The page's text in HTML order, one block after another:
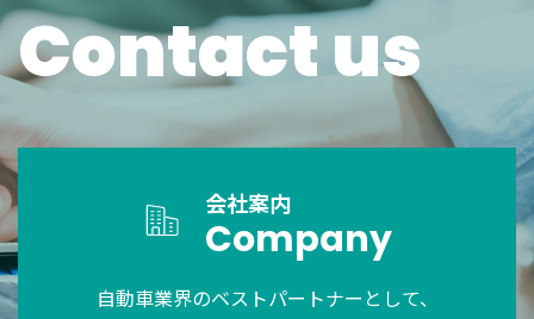
Contact us
会社案内
Company
自動車業界のベストパートナーとして、